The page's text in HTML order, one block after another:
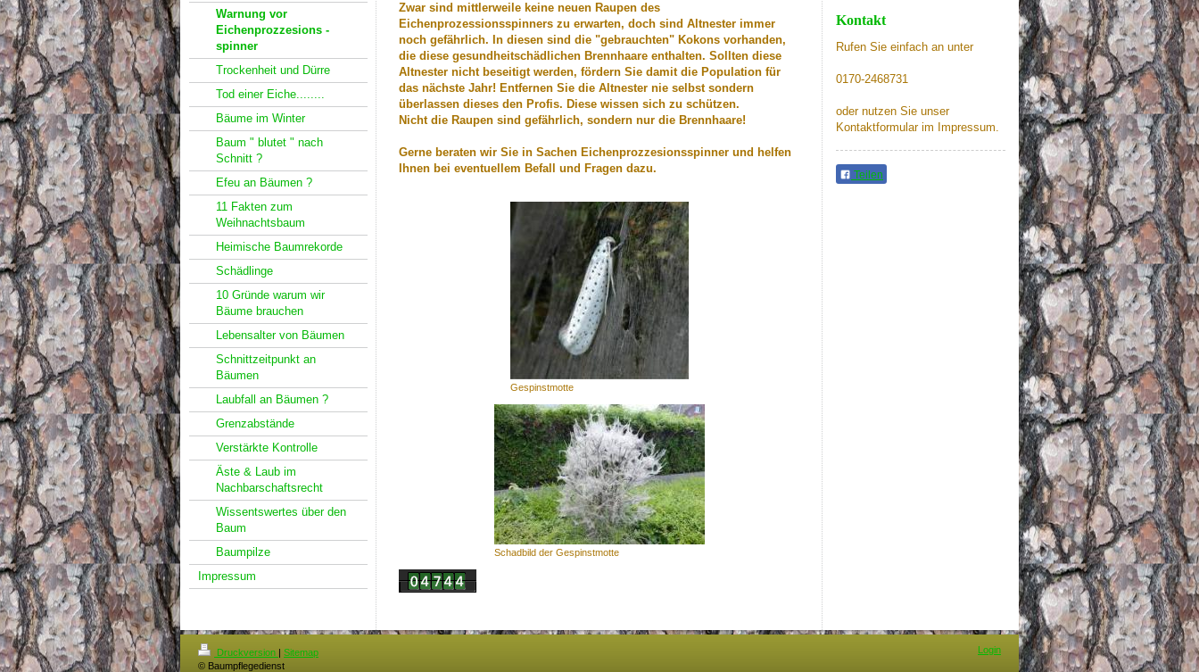
Warnung vor
Eichenprozzesions -
spinner
Trockenheit und Dürre
Tod einer Eiche........
Bäume im Winter
Baum " blutet " nach
Schnitt ?
Efeu an Bäumen ?
11 Fakten zum
Weihnachtsbaum
Heimische Baumrekorde
Schädlinge
10 Gründe warum wir
Bäume brauchen
Lebensalter von Bäumen
Schnittzeitpunkt an
Bäumen
Laubfall an Bäumen ?
Grenzabstände
Verstärkte Kontrolle
Äste & Laub im
Nachbarschaftsrecht
Wissentswertes über den
Baum
Baumpilze
Impressum
Zwar sind mittlerweile keine neuen Raupen des
Eichenprozessionsspinners zu erwarten, doch sind Altnester immer
noch gefährlich. In diesen sind die "gebrauchten" Kokons vorhanden,
die diese gesundheitschädlichen Brennhaare enthalten. Sollten diese
Altnester nicht beseitigt werden, fördern Sie damit die Population für
das nächste Jahr! Entfernen Sie die Altnester nie selbst sondern
überlassen dieses den Profis. Diese wissen sich zu schützen.
Nicht die Raupen sind gefährlich, sondern nur die Brennhaare!
Gerne beraten wir Sie in Sachen Eichenprozzesionsspinner und helfen
Ihnen bei eventuellem Befall und Fragen dazu.
Gespinstmotte
Schadbild der Gespinstmotte
Kontakt
Rufen Sie einfach an unter
0170-2468731
oder nutzen Sie unser
Kontaktformular im Impressum.
Teilen
Druckversion | Sitemap
© Baumpflegedienst
Login